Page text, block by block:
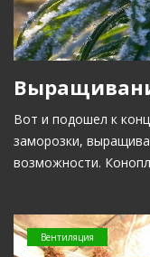
Вот и подошел к
заморозки,
возможности.
Вентиляция